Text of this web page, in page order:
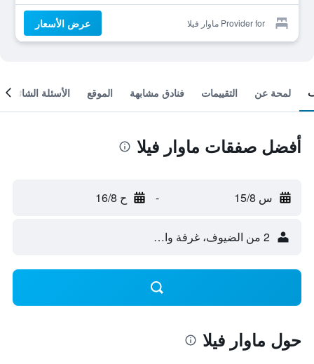
Provider for ماوار فيلا عرض الأسعار
لمحة عن التقييمات فنادق مشابهة الموقع الأسئلة الشائعة
أفضل صفقات ماوار فيلا
س 15/8 - ح 16/8
2 من الضيوف، غرفة واحدة
حول ماوار فيلا